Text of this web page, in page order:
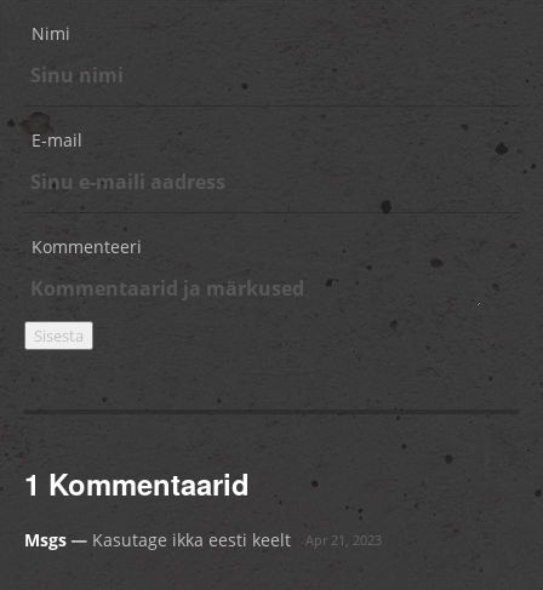
Nimi
E-mail
Kommenteeri
1 Kommentaarid
Msgs Kasutage ikka eesti keelt Apr 21, 2023